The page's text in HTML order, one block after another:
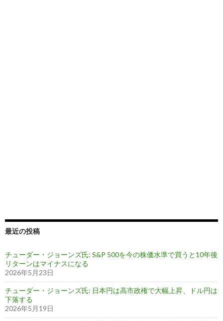
最近の投稿
チューダー・ジョーンズ氏: S&P 500を今の株価水準で買うと10年後
リターンはマイナスになる
2026年5月23日
チューダー・ジョーンズ氏: 日本円は高市政権で大幅上昇、ドル円は
下落する
2026年5月19日